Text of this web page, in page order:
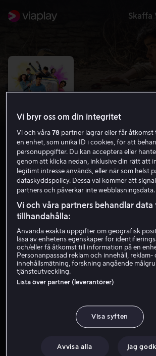
Skaffa
Iqbal & den indiske juvel
7 år
HD
Hyr 49 kr
Iqbals faster, Fatwa, skall utses till
Iqbals faster, Fatwa, skall utses till Den
väktare och Iqbal övertalar sin pappa
Vi bryr oss om din integritet
Vi och våra78 partner lagrar eller får
en enhet, som unika ID i cookies, för att
personuppgifter. Du kan acceptera eller
genom att klicka nedan, inklusive din rätt att
legitimt intresse används, eller när som helst
dataskyddspolicy. Dessa val kommer att
partners och påverkar inte webbläsningsdata.
Vi och våra partners behandlar data
tillhandahålla:
Använda exakta uppgifter om geografisk
läsa av enhetens egenskaper för
och/eller få åtkomst till information på en
Personanpassad reklam och innehåll, reklam-
innehållsmätning, forskning angående
tjänsteutveckling.
Lista över partner (leverantörer)
Visa syften
Avvisa alla Jag